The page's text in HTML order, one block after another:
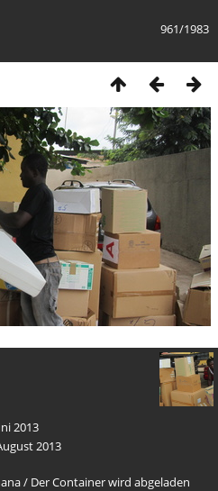
961/1983
2013
2013
/ Der Container wird abgeladen